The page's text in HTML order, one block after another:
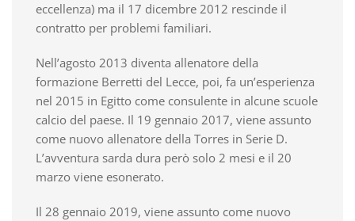
eccellenza) ma il 17 dicembre 2012 rescinde il
contratto per problemi familiari.
Nell’agosto 2013 diventa allenatore della
formazione Berretti del Lecce, poi, fa un’esperienza
nel 2015 in Egitto come consulente in alcune scuole
calcio del paese. Il 19 gennaio 2017, viene assunto
come nuovo allenatore della Torres in Serie D.
L’avventura sarda dura però solo 2 mesi e il 20
marzo viene esonerato.
Il 28 gennaio 2019, viene assunto come nuovo